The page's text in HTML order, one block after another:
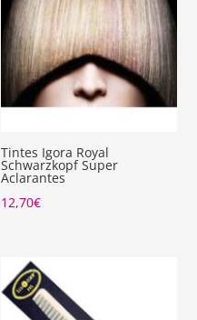
Tintes Igora Royal
Schwarzkopf Super
Aclarantes
12,70€